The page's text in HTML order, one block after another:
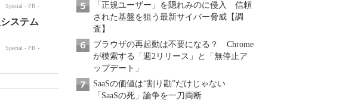
「正規ユーザー」を隠れみのに侵入 信頼
された基盤を狙う最新サイバー脅威【調
査】
ブラウザの再起動は不要になる？ Chrome
が模索する「週2リリース」と「無停止ア
ップデート」
SaaSの価値は“割り勘”だけじゃない
「SaaSの死」論争を一刀両断